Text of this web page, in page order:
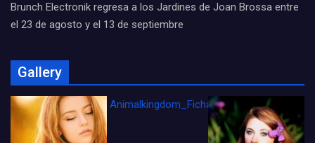
Brunch Electronik regresa a los Jardines de Joan Brossa entre
el 23 de agosto y el 13 de septiembre
Gallery
Animalkingdom_FichaCine